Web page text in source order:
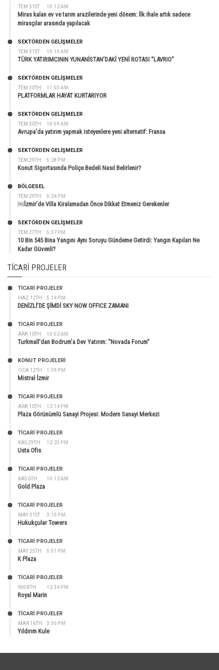
TEM 31ST 10:12 AM
Miras kalan ev ve tarım arazilerinde yeni dönem: İlk ihale artık sadece
mirasçılar arasında yapılacak
TEM 31ST 10:10 AM
SEKTÖRDEN GELIŞMELER
TÜRK YATIRIMCININ YUNANİSTAN’DAKİ YENİ ROTASI “LAVRIO”
TEM 30TH 11:03 AM
SEKTÖRDEN GELIŞMELER
PLATFORMLAR HAYAT KURTARIYOR
TEM 30TH 10:59 AM
SEKTÖRDEN GELIŞMELER
Avrupa’da yatırım yapmak isteyenlere yeni alternatif: Fransa
TEM 29TH 5:28 PM
SEKTÖRDEN GELIŞMELER
Konut Sigortasında Poliçe Bedeli Nasıl Belirlenir?
TEM 29TH 5:24 PM
BÖLGESEL
￼İzmir’de Villa Kiralamadan Önce Dikkat Etmeniz Gerekenler
TEM 27TH 5:37 PM
SEKTÖRDEN GELIŞMELER
10 Bin 545 Bina Yangını Aynı Soruyu Gündeme Getirdi: Yangın Kapıları Ne
Kadar Güvenli?
TICARI PROJELER
HAZ 12TH 5:14 PM
TİCARİ PROJELER
DENİZLİ’DE ŞİMDİ SKY NOW OFFICE ZAMANI
ARA 10TH 10:52 AM
TİCARİ PROJELER
Turkmall’dan Bodrum’a Dev Yatırım: “Novada Forum”
OCA 12TH 1:39 PM
KONUT PROJELERI
Mistral İzmir
ARA 10TH 12:14 PM
TİCARİ PROJELER
Plaza Görünümlü Sanayi Projesi: Modern Sanayi Merkezi
KAS 29TH 12:23 PM
TİCARİ PROJELER
Usta Ofis
KAS 6TH 10:12 AM
TİCARİ PROJELER
Gold Plaza
MAY 31ST 3:10 PM
TİCARİ PROJELER
Hukukçular Towers
MAY 25TH 5:51 PM
TİCARİ PROJELER
K Plaza
NIS 8TH 12:34 PM
TİCARİ PROJELER
Royal Marin
MAR 16TH 3:30 PM
TİCARİ PROJELER
Yıldırım Kule